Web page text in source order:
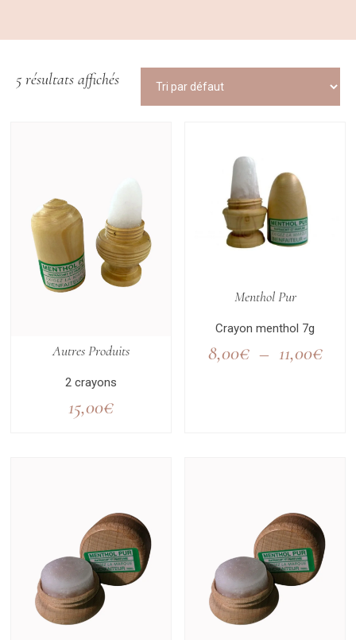
5 résultats affichés
Autres Produits
2 crayons
15,00€
Menthol Pur
Crayon menthol 7g
8,00€ – 11,00€